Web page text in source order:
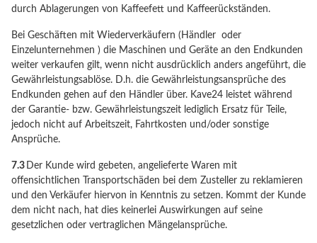
durch Ablagerungen von Kaffeefett und Kaffeerückständen.
Bei Geschäften mit Wiederverkäufern (Händler oder
Einzelunternehmen ) die Maschinen und Geräte an den Endkunden
weiter verkaufen gilt, wenn nicht ausdrücklich anders angeführt, die
Gewährleistungsablöse. D.h. die Gewährleistungsansprüche des
Endkunden gehen auf den Händler über. Kave24 leistet während
der Garantie- bzw. Gewährleistungszeit lediglich Ersatz für Teile,
jedoch nicht auf Arbeitszeit, Fahrtkosten und/oder sonstige
Ansprüche.
7.3 Der Kunde wird gebeten, angelieferte Waren mit
offensichtlichen Transportschäden bei dem Zusteller zu reklamieren
und den Verkäufer hiervon in Kenntnis zu setzen. Kommt der Kunde
dem nicht nach, hat dies keinerlei Auswirkungen auf seine
gesetzlichen oder vertraglichen Mängelansprüche.